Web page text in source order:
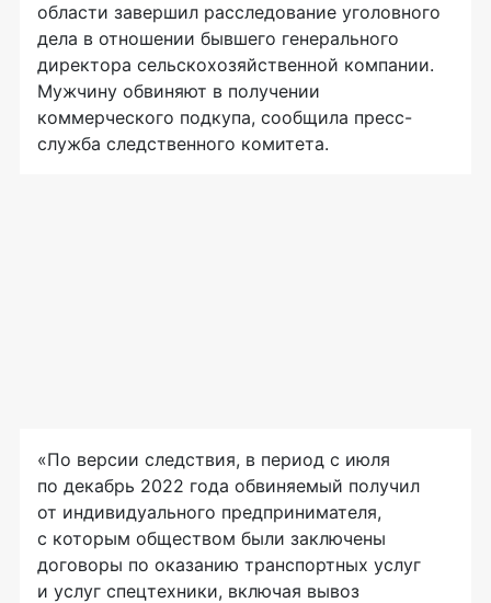
области завершил расследование уголовного
дела в отношении бывшего генерального
директора сельскохозяйственной компании.
Мужчину обвиняют в получении
коммерческого подкупа, сообщила пресс-
служба следственного комитета.
«По версии следствия, в период с июля
по декабрь 2022 года обвиняемый получил
от индивидуального предпринимателя,
с которым обществом были заключены
договоры по оказанию транспортных услуг
и услуг спецтехники, включая вывоз